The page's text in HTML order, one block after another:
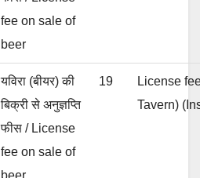
fee on sale of
beer
यविरा (बीयर) की
बिक्री से अनुज्ञप्ति
फीस / License
fee on sale of
19
License
Tavern)